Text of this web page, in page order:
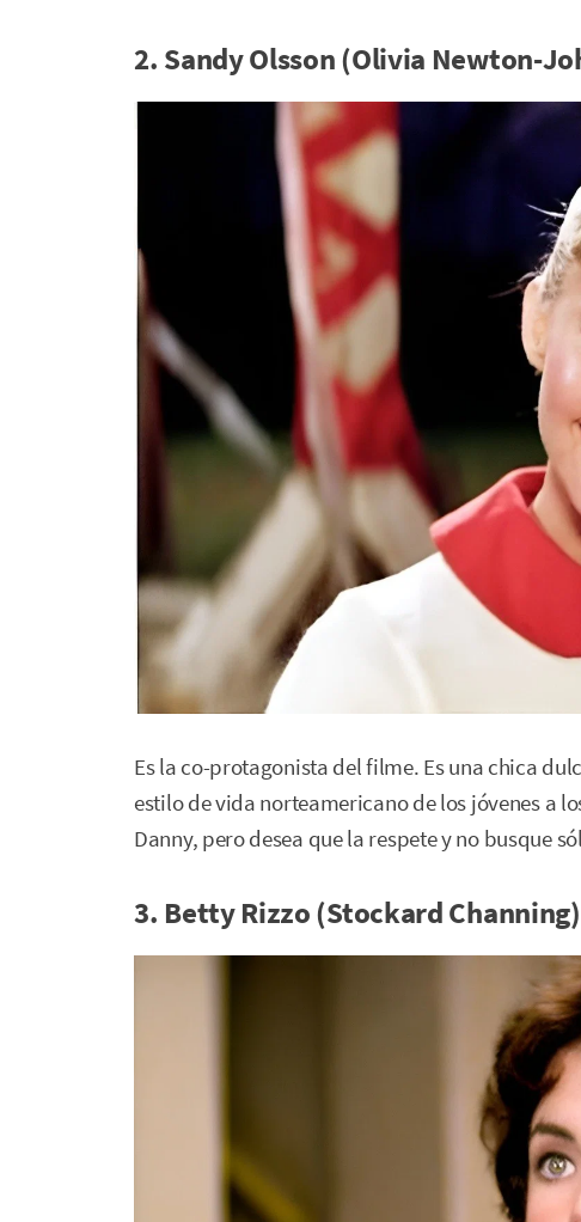
2. Sandy Olsson (Olivia Newton-
Es la co-protagonista del filme. Es una chica
estilo de vida norteamericano de los jóvenes a
Danny, pero desea que la respete y no busque
3. Betty Rizzo (Stockard Channing)